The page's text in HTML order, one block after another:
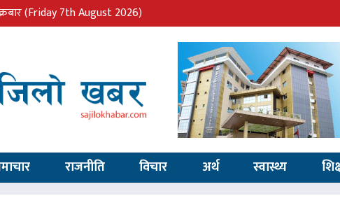
(Friday 7th August 2026)
राजनीति विचार अर्थ स्वास्थ्य